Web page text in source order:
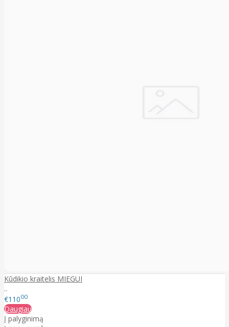
Kūdikio kraitelis MIEGUI
..
€11000
Daugiau
Į palyginimą